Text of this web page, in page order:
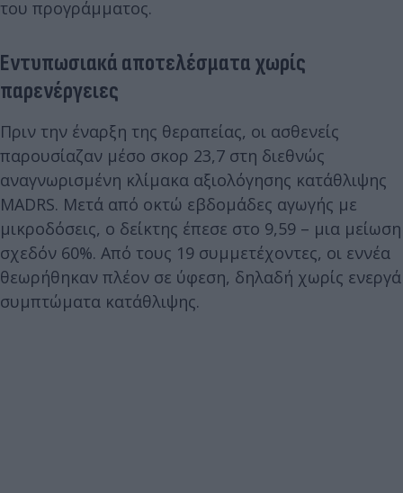
του προγράμματος.
Εντυπωσιακά αποτελέσματα χωρίς
παρενέργειες
Πριν την έναρξη της θεραπείας, οι ασθενείς
παρουσίαζαν μέσο σκορ 23,7 στη διεθνώς
αναγνωρισμένη κλίμακα αξιολόγησης κατάθλιψης
MADRS. Μετά από οκτώ εβδομάδες αγωγής με
μικροδόσεις, ο δείκτης έπεσε στο 9,59 – μια μείωση
σχεδόν 60%. Από τους 19 συμμετέχοντες, οι εννέα
θεωρήθηκαν πλέον σε ύφεση, δηλαδή χωρίς ενεργά
συμπτώματα κατάθλιψης.